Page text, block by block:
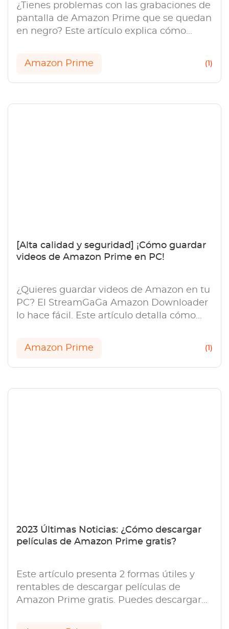
¿Tienes problemas con las grabaciones de
pantalla de Amazon Prime que se quedan
en negro? Este artículo explica cómo
Amazon Prime (1)
[Alta calidad y seguridad] ¡Cómo guardar
videos de Amazon Prime en PC!
¿Quieres guardar videos de Amazon en tu
PC? El StreamGaGa Amazon Downloader
lo hace fácil. Este artículo detalla cómo
Amazon Prime (1)
2023 Últimas Noticias: ¿Cómo descargar
películas de Amazon Prime gratis?
Este artículo presenta 2 formas útiles y
rentables de descargar películas de
Amazon Prime gratis. Puedes descargar